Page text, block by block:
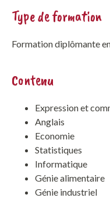
Type de formation
Formation diplômante
Contenu
Expression et
Anglais
Economie
Statistiques
Informatique
Génie alimentaire
Génie industriel